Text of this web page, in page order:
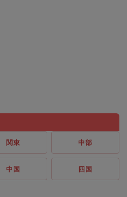
関東 中部
中国 四国